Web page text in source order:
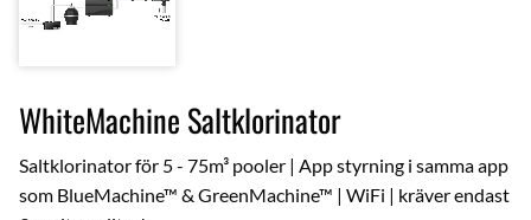
WhiteMachine Saltklorinator
Saltklorinator för 5 - 75m³ pooler | App styrning i samma app
som BlueMachine™ & GreenMachine™ | WiFi | kräver endast